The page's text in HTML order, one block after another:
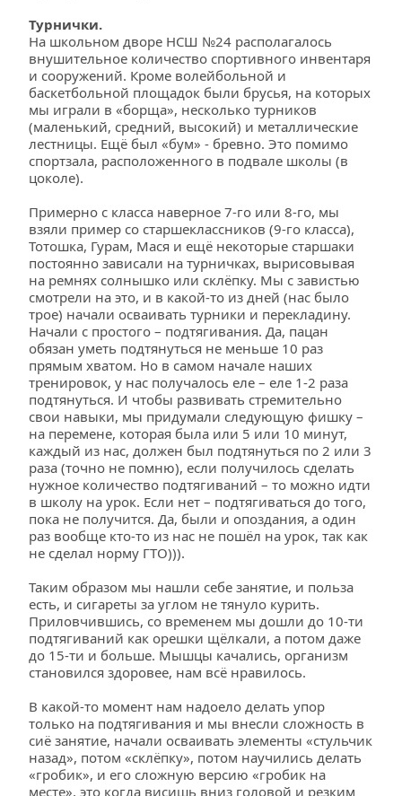
Турнички.
На школьном дворе НСШ №24 располагалось
внушительное количество спортивного инвентаря
и сооружений. Кроме волейбольной и
баскетбольной площадок были брусья, на которых
мы играли в «борща», несколько турников
(маленький, средний, высокий) и металлические
лестницы. Ещё был «бум» - бревно. Это помимо
спортзала, расположенного в подвале школы (в
цоколе).
Примерно с класса наверное 7-го или 8-го, мы
взяли пример со старшеклассников (9-го класса),
Тотошка, Гурам, Мася и ещё некоторые старшаки
постоянно зависали на турничках, вырисовывая
на ремнях солнышко или склёпку. Мы с завистью
смотрели на это, и в какой-то из дней (нас было
трое) начали осваивать турники и перекладину.
Начали с простого – подтягивания. Да, пацан
обязан уметь подтянуться не меньше 10 раз
прямым хватом. Но в самом начале наших
тренировок, у нас получалось еле – еле 1-2 раза
подтянуться. И чтобы развивать стремительно
свои навыки, мы придумали следующую фишку –
на перемене, которая была или 5 или 10 минут,
каждый из нас, должен был подтянуться по 2 или 3
раза (точно не помню), если получилось сделать
нужное количество подтягиваний – то можно идти
в школу на урок. Если нет – подтягиваться до того,
пока не получится. Да, были и опоздания, а один
раз вообще кто-то из нас не пошёл на урок, так как
не сделал норму ГТО))).
Таким образом мы нашли себе занятие, и польза
есть, и сигареты за углом не тянуло курить.
Приловчившись, со временем мы дошли до 10-ти
подтягиваний как орешки щёлкали, а потом даже
до 15-ти и больше. Мышцы качались, организм
становился здоровее, нам всё нравилось.
В какой-то момент нам надоело делать упор
только на подтягивания и мы внесли сложность в
сиё занятие, начали осваивать элементы «стульчик
назад», потом «склёпку», потом научились делать
«гробик», и его сложную версию «гробик на
месте», это когда висишь вниз головой и резким